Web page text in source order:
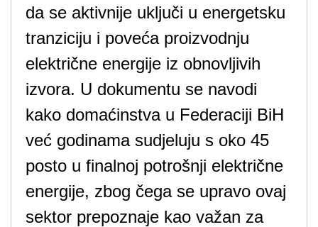
da se aktivnije uključi u energetsku
tranziciju i poveća proizvodnju
električne energije iz obnovljivih
izvora. U dokumentu se navodi
kako domaćinstva u Federaciji BiH
već godinama sudjeluju s oko 45
posto u finalnoj potrošnji električne
energije, zbog čega se upravo ovaj
sektor prepoznaje kao važan za